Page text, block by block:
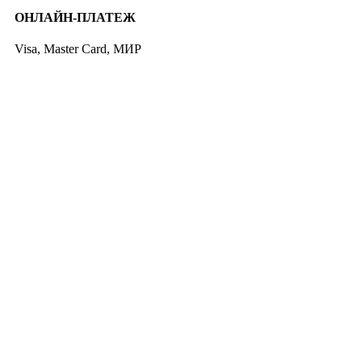
ОНЛАЙН-ПЛАТЕЖ
Visa, Master Card, МИР